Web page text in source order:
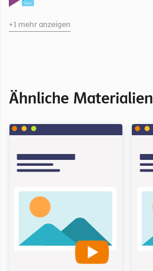
sprachreif 2
+1 mehr anzeigen
Ähnliche Materialien